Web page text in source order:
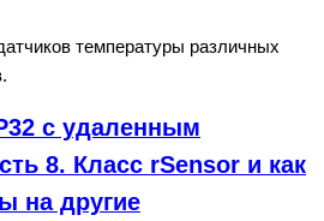
температуры различных
с удаленным
8. Класс rSensor и как
на другие